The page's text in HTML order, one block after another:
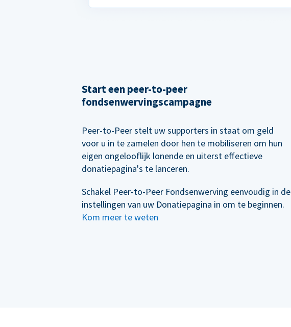
Start een peer-to-peer
fondsenwervingscampagne
Peer-to-Peer stelt uw supporters in staat om geld
voor u in te zamelen door hen te mobiliseren om hun
eigen ongelooflijk lonende en uiterst effectieve
donatiepagina's te lanceren.
Schakel Peer-to-Peer Fondsenwerving eenvoudig in de
instellingen van uw Donatiepagina in om te beginnen.
Kom meer te weten